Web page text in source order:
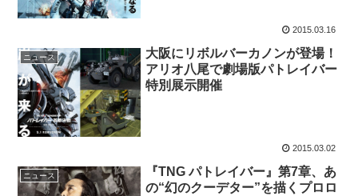
2015.03.16
ニュース
大阪にリボルバーカノンが登場！
アリオ八尾で劇場版パトレイバー
特別展示開催
2015.03.02
ニュース
『TNG パトレイバー』第7章、あ
の“幻のクーデター”を描くプロロ